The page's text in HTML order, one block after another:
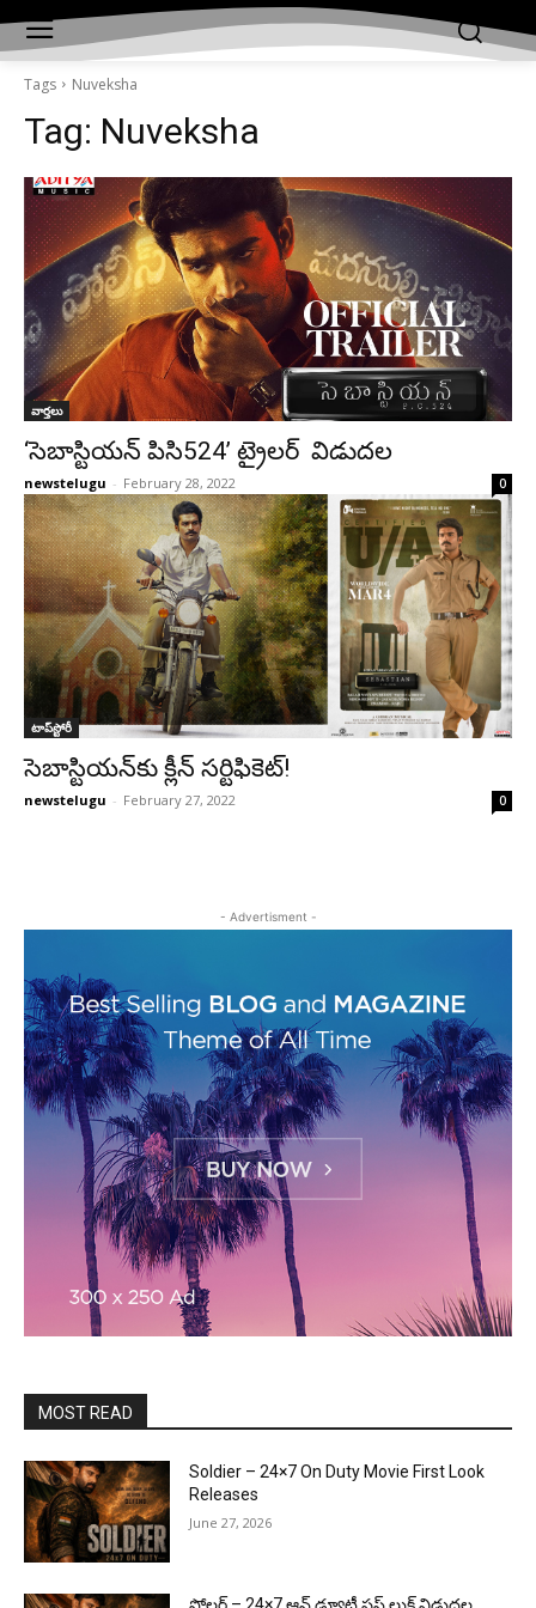
Tags Nuveksha
Tag: Nuveksha
వార్తలు
‘సెబాస్టియన్‌ పిసి524’ ట్రైలర్ విడుదల
newstelugu - February 28, 2022 0
టాప్‌స్టోరీ
సెబాస్టియ‌న్‌కు క్లీన్ స‌ర్టిఫికెట్‌!
newstelugu - February 27, 2022 0
- Advertisment -
MOST READ
Soldier – 24×7 On Duty Movie First Look
Releases
June 27, 2026